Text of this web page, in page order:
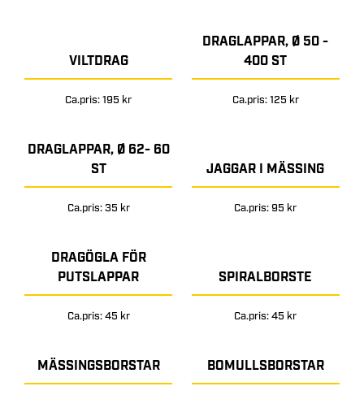
VILTDRAG
Ca.pris: 195 kr
DRAGLAPPAR, Ø 50 -
400 ST
Ca.pris: 125 kr
DRAGLAPPAR, Ø 62- 60
ST
Ca.pris: 35 kr
JAGGAR I MÄSSING
Ca.pris: 95 kr
DRAGÖGLA FÖR
PUTSLAPPAR
Ca.pris: 45 kr
SPIRALBORSTE
Ca.pris: 45 kr
MÄSSINGSBORSTAR BOMULLSBORSTAR